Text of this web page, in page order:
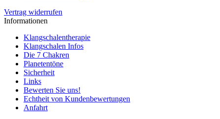
Vertrag widerrufen
Informationen
Klangschalentherapie
Klangschalen Infos
Die 7 Chakren
Planetentöne
Sicherheit
Links
Bewerten Sie uns!
Echtheit von Kundenbewertungen
Anfahrt